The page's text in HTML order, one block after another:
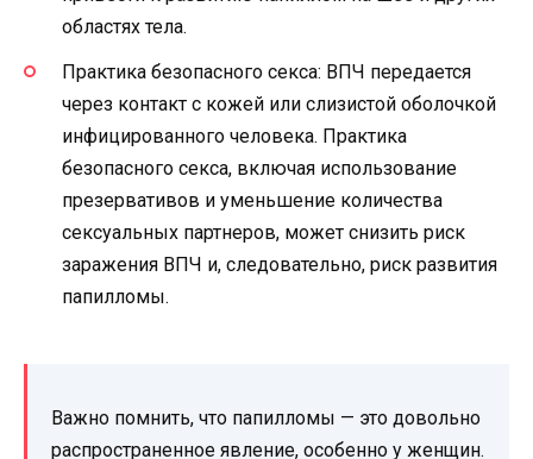
областях тела.
Практика безопасного секса: ВПЧ передается
через контакт с кожей или слизистой оболочкой
инфицированного человека. Практика
безопасного секса, включая использование
презервативов и уменьшение количества
сексуальных партнеров, может снизить риск
заражения ВПЧ и, следовательно, риск развития
папилломы.
Важно помнить, что папилломы — это довольно
распространенное явление, особенно у женщин.